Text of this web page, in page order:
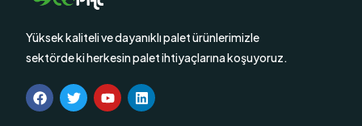
Yüksek kaliteli ve dayanıklı palet ürünlerimizle
sektörde ki herkesin palet ihtiyaçlarına koşuyoruz.